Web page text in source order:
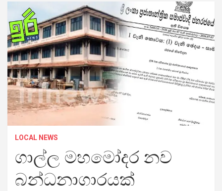
LOCAL NEWS
ගාල්ල මහමෝදර නව
බන්ධනාගාරයක්